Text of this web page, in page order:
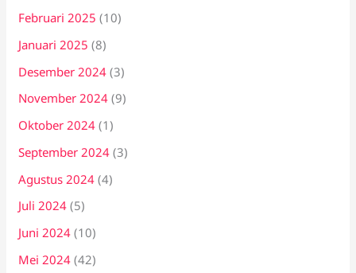
Februari 2025 (10)
Januari 2025 (8)
Desember 2024 (3)
November 2024 (9)
Oktober 2024 (1)
September 2024 (3)
Agustus 2024 (4)
Juli 2024 (5)
Juni 2024 (10)
Mei 2024 (42)